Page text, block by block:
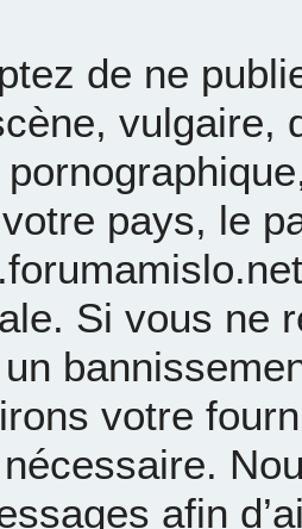
de ne
vulgaire,
pays, le
Si vous ne
votre
afin